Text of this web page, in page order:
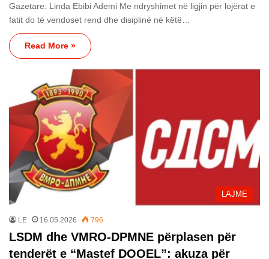
Gazetare: Linda Ebibi Ademi Me ndryshimet në ligjin për lojërat e
fatit do të vendoset rend dhe disiplinë në këtë…
Read More »
LAJME
LE 16.05.2026 796
LSDM dhe VMRO-DPMNE përplasen për
tenderët e “Mastef DOOEL”: akuza për